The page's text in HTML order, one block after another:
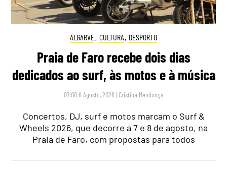
ALGARVE, CULTURA, DESPORTO
Praia de Faro recebe dois dias
dedicados ao surf, às motos e à música
07:00 6 Agosto, 2026 | Cristina Mendonça
Concertos, DJ, surf e motos marcam o Surf &
Wheels 2026, que decorre a 7 e 8 de agosto, na
Praia de Faro, com propostas para todos